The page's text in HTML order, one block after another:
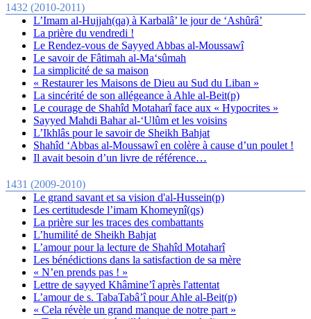
1432 (2010-2011)
L’Imam al-Hujjah(qa) à Karbalâ’ le jour de ‘Ashûrâ’
La prière du vendredi !
Le Rendez-vous de Sayyed Abbas al-Moussawî
Le savoir de Fâtimah al-Ma‘sûmah
La simplicité de sa maison
« Restaurer les Maisons de Dieu au Sud du Liban »
La sincérité de son allégeance à Ahle al-Beit(p)
Le courage de Shahîd Motaharî face aux « Hypocrites »
Sayyed Mahdi Bahar al-‘Ulûm et les voisins
L’Ikhlâs pour le savoir de Sheikh Bahjat
Shahîd ‘Abbas al-Moussawî en colère à cause d’un poulet !
Il avait besoin d’un livre de référence…
1431 (2009-2010)
Le grand savant et sa vision d'al-Hussein(p)
Les certitudesde l’imam Khomeynî(qs)
La prière sur les traces des combattants
L’humilité de Sheikh Bahjat
L’amour pour la lecture de Shahîd Motaharî
Les bénédictions dans la satisfaction de sa mère
« N’en prends pas ! »
Lettre de sayyed Khâmine’î après l'attentat
L’amour de s. TabaTabâ’î pour Ahle al-Beit(p)
« Cela révèle un grand manque de notre part »